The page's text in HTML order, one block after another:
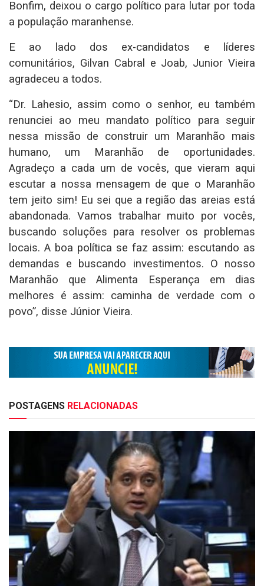
Bonfim, deixou o cargo político para lutar por toda
a população maranhense.
E ao lado dos ex-candidatos e líderes
comunitários, Gilvan Cabral e Joab, Junior Vieira
agradeceu a todos.
“Dr. Lahesio, assim como o senhor, eu também
renunciei ao meu mandato político para seguir
nessa missão de construir um Maranhão mais
humano, um Maranhão de oportunidades.
Agradeço a cada um de vocês, que vieram aqui
escutar a nossa mensagem de que o Maranhão
tem jeito sim! Eu sei que a região das areias está
abandonada. Vamos trabalhar muito por vocês,
buscando soluções para resolver os problemas
locais. A boa política se faz assim: escutando as
demandas e buscando investimentos. O nosso
Maranhão que Alimenta Esperança em dias
melhores é assim: caminha de verdade com o
povo”, disse Júnior Vieira.
POSTAGENS RELACIONADAS